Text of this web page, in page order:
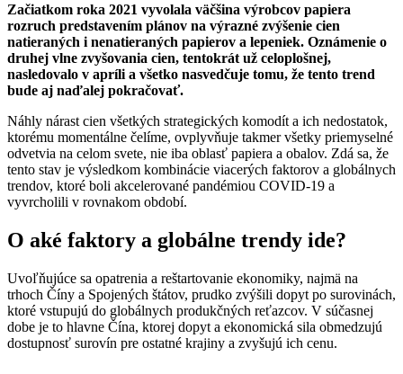
Začiatkom roka 2021 vyvolala väčšina výrobcov papiera
rozruch predstavením plánov na výrazné zvýšenie cien
natieraných i nenatieraných papierov a lepeniek. Oznámenie o
druhej vlne zvyšovania cien, tentokrát už celoplošnej,
nasledovalo v apríli a všetko nasvedčuje tomu, že tento trend
bude aj naďalej pokračovať.
Náhly nárast cien všetkých strategických komodít a ich nedostatok,
ktorému momentálne čelíme, ovplyvňuje takmer všetky priemyselné
odvetvia na celom svete, nie iba oblasť papiera a obalov. Zdá sa, že
tento stav je výsledkom kombinácie viacerých faktorov a globálnych
trendov, ktoré boli akcelerované pandémiou COVID-19 a
vyvrcholili v rovnakom období.
O aké faktory a globálne trendy ide?
Uvoľňujúce sa opatrenia a reštartovanie ekonomiky, najmä na
trhoch Číny a Spojených štátov, prudko zvýšili dopyt po surovinách,
ktoré vstupujú do globálnych produkčných reťazcov. V súčasnej
dobe je to hlavne Čína, ktorej dopyt a ekonomická sila obmedzujú
dostupnosť surovín pre ostatné krajiny a zvyšujú ich cenu.